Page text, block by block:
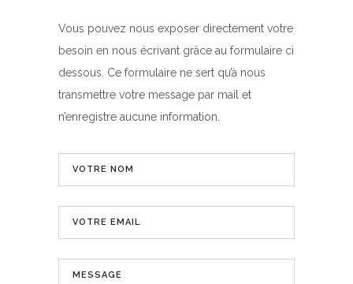
Vous pouvez nous exposer directement votre
besoin en nous écrivant grâce au formulaire ci
dessous. Ce formulaire ne sert qu’à nous
transmettre votre message par mail et
n’enregistre aucune information.